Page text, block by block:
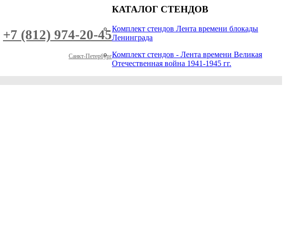
+7 (812) 974-20-45
Санкт-Петербург
КАТАЛОГ СТЕНДОВ
Комплект стендов Лента времени блокады
Ленинграда
Комплект стендов - Лента времени Великая
Отечественная война 1941-1945 гг.